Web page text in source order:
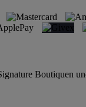
Boutiquen